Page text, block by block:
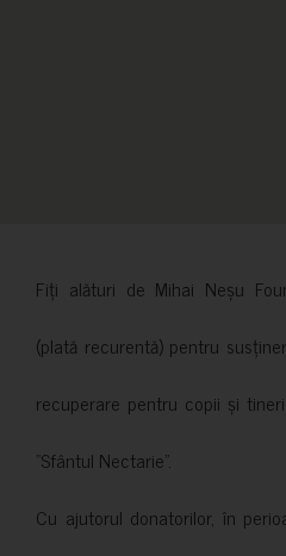
Fiți alături de Mihai Neșu
(plată recurentă) pentru
recuperare pentru copii și
”Sfântul Nectarie”.
Cu ajutorul donatorilor, în